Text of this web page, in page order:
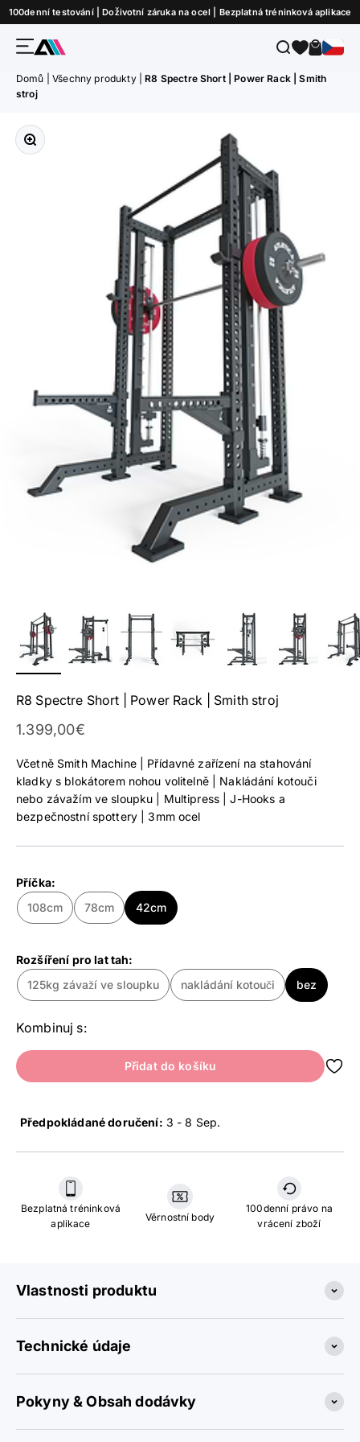
Přejít na obsah
100denní testování | Doživotní záruka na ocel | Bezplatná tréninková aplikace
Nabídka
ATLETICA HledatKošík
Domů Všechny produkty
R8 Spectre Short | Power Rack | Smith
stroj
Přiblížit
R8 Spectre Short | Power Rack | Smith stroj
Prodejní cena
1.399,00€
Včetně Smith Machine | Přídavné zařízení na stahování
kladky s blokátorem nohou volitelně | Nakládání kotouči
nebo závažím ve sloupku | Multipress | J-Hooks a
bezpečnostní spottery | 3mm ocel
Příčka:
108cm
78cm 42cm
Rozšíření pro lat tah:
125kg závaží ve sloupku
nakládání kotouči bez
Kombinuj s:
Přidat do košíku
Předpokládané doručení: 3 - 8 Sep.
Bezplatná tréninková
aplikace
Věrnostní body
100denní právo na
vrácení zboží
Vlastnosti produktu
Technické údaje
Pokyny & Obsah dodávky